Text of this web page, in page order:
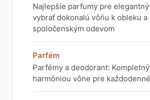
Najlepšie parfumy pre
vybrať dokonalú vôňu k obleku a
spoločenským odevom
Parfém
Parfémy a deodorant:
harmóniou vône pre